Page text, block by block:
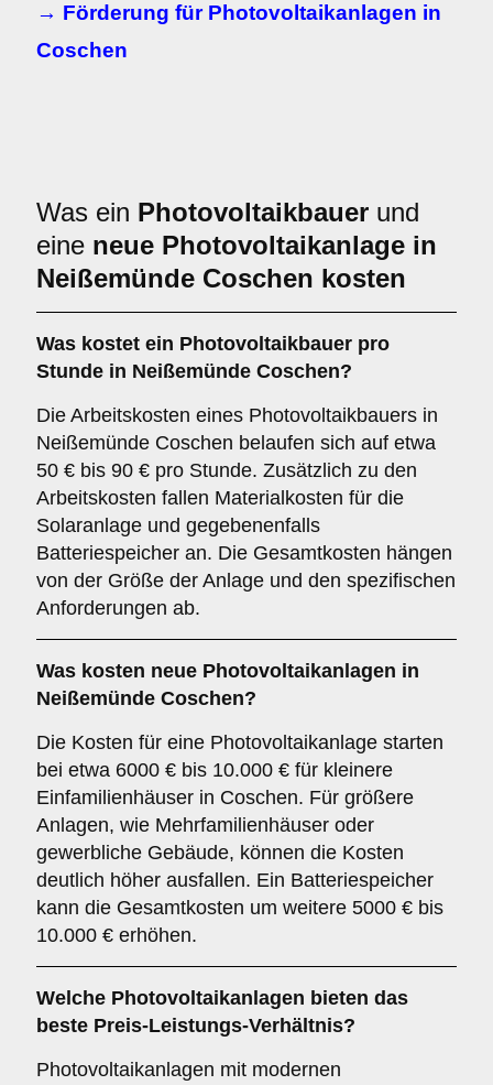
→ Förderung für Photovoltaikanlagen in
Coschen
Was ein Photovoltaikbauer und
eine neue Photovoltaikanlage in
Neißemünde Coschen kosten
Was kostet ein Photovoltaikbauer pro
Stunde in Neißemünde Coschen?
Die Arbeitskosten eines Photovoltaikbauers in
Neißemünde Coschen belaufen sich auf etwa
50 € bis 90 € pro Stunde. Zusätzlich zu den
Arbeitskosten fallen Materialkosten für die
Solaranlage und gegebenenfalls
Batteriespeicher an. Die Gesamtkosten hängen
von der Größe der Anlage und den spezifischen
Anforderungen ab.
Was kosten neue Photovoltaikanlagen in
Neißemünde Coschen?
Die Kosten für eine Photovoltaikanlage starten
bei etwa 6000 € bis 10.000 € für kleinere
Einfamilienhäuser in Coschen. Für größere
Anlagen, wie Mehrfamilienhäuser oder
gewerbliche Gebäude, können die Kosten
deutlich höher ausfallen. Ein Batteriespeicher
kann die Gesamtkosten um weitere 5000 € bis
10.000 € erhöhen.
Welche Photovoltaikanlagen bieten das
beste Preis-Leistungs-Verhältnis?
Photovoltaikanlagen mit modernen